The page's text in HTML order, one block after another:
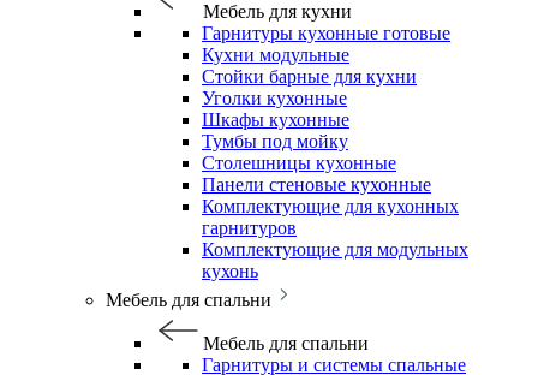
Мебель для кухни
Гарнитуры кухонные готовые
Кухни модульные
Стойки барные для кухни
Уголки кухонные
Шкафы кухонные
Тумбы под мойку
Столешницы кухонные
Панели стеновые кухонные
Комплектующие для кухонных
гарнитуров
Комплектующие для модульных
кухонь
Мебель для спальни
Мебель для спальни
Гарнитуры и системы спальные